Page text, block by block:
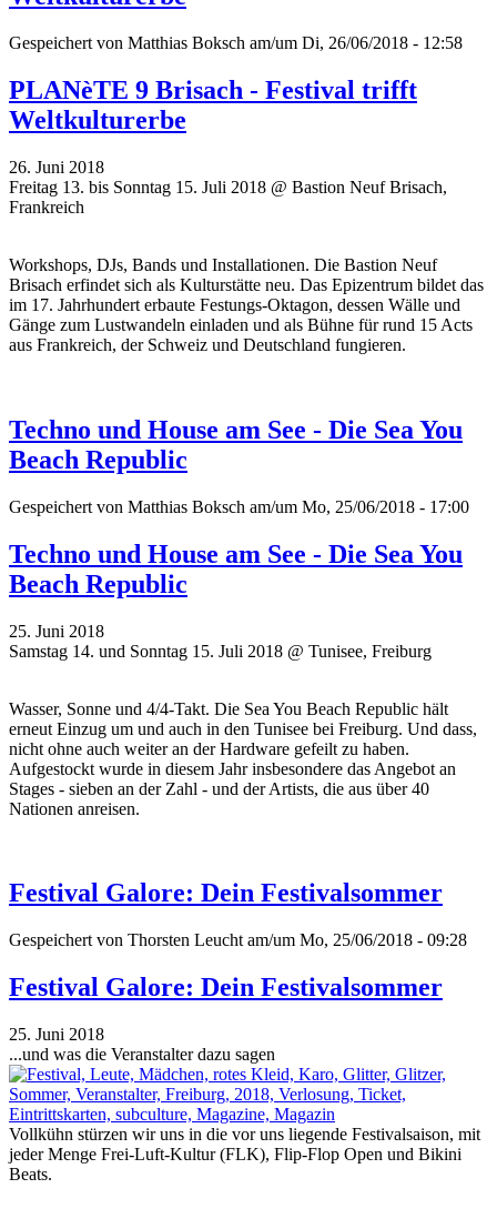
Gespeichert von Matthias Boksch am/um Di, 26/06/2018 - 12:58
PLANèTE 9 Brisach - Festival trifft
Weltkulturerbe
26. Juni 2018
Freitag 13. bis Sonntag 15. Juli 2018 @ Bastion Neuf Brisach,
Frankreich
Workshops, DJs, Bands und Installationen. Die Bastion Neuf
Brisach erfindet sich als Kulturstätte neu. Das Epizentrum bildet das
im 17. Jahrhundert erbaute Festungs-Oktagon, dessen Wälle und
Gänge zum Lustwandeln einladen und als Bühne für rund 15 Acts
aus Frankreich, der Schweiz und Deutschland fungieren.
Techno und House am See - Die Sea You
Beach Republic
Gespeichert von Matthias Boksch am/um Mo, 25/06/2018 - 17:00
Techno und House am See - Die Sea You
Beach Republic
25. Juni 2018
Samstag 14. und Sonntag 15. Juli 2018 @ Tunisee, Freiburg
Wasser, Sonne und 4/4-Takt. Die Sea You Beach Republic hält
erneut Einzug um und auch in den Tunisee bei Freiburg. Und dass,
nicht ohne auch weiter an der Hardware gefeilt zu haben.
Aufgestockt wurde in diesem Jahr insbesondere das Angebot an
Stages - sieben an der Zahl - und der Artists, die aus über 40
Nationen anreisen.
Festival Galore: Dein Festivalsommer
Gespeichert von Thorsten Leucht am/um Mo, 25/06/2018 - 09:28
Festival Galore: Dein Festivalsommer
25. Juni 2018
...und was die Veranstalter dazu sagen
Vollkühn stürzen wir uns in die vor uns liegende Festivalsaison, mit
jeder Menge Frei-Luft-Kultur (FLK), Flip-Flop Open und Bikini
Beats.